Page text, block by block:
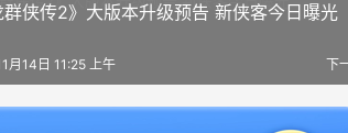
侠传2》大版本升级预告 新侠客今日曝光
下
月14日 11:25 上午